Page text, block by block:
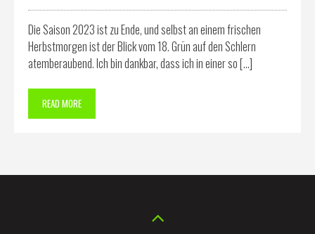
Die Saison 2023 ist zu Ende, und selbst an einem frischen
Herbstmorgen ist der Blick vom 18. Grün auf den Schlern
atemberaubend. Ich bin dankbar, dass ich in einer so […]
READ MORE